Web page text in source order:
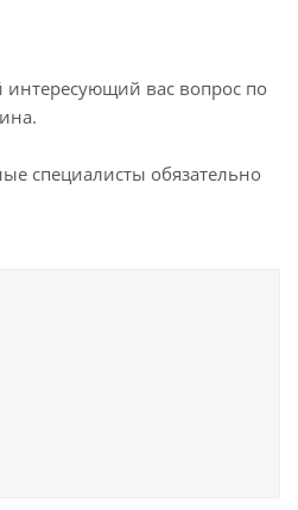
вас вопрос по
специалисты обязательно